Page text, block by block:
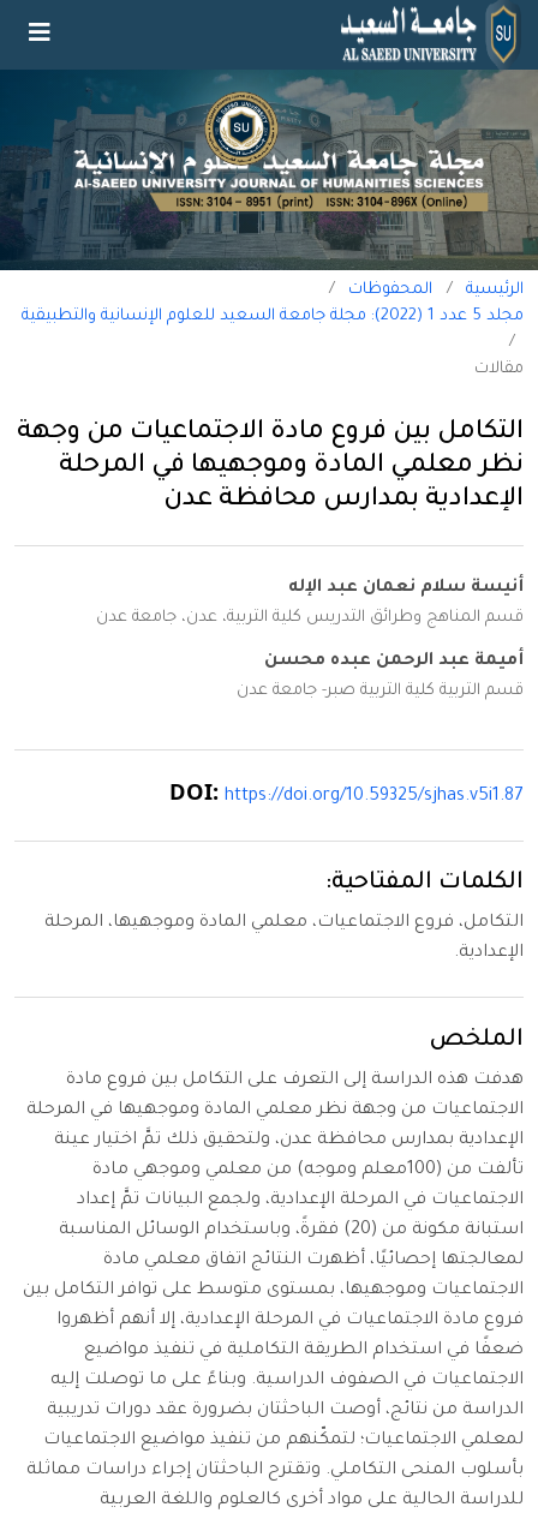
الرئيسية / المحفوظات
/
مجلد 5 عدد 1 (2022): مجلة جامعة السعيد للعلوم الإنسانية والتطبيقية
/
مقالات
التكامل بين فروع مادة الاجتماعيات من وجهة
نظر معلمي المادة وموجهيها في المرحلة
الإعدادية بمدارس محافظة عدن
أنيسة سلام نعمان عبد الإله
قسم المناهج وطرائق التدريس كلية التربية، عدن، جامعة عدن
أميمة عبد الرحمن عبده محسن
قسم التربية كلية التربية صبر- جامعة عدن
DOI: https://doi.org/10.59325/sjhas.v5i1.87
الكلمات المفتاحية:
التكامل، فروع الاجتماعيات، معلمي المادة وموجهيها، المرحلة
الإعدادية.
الملخص
هدفت هذه الدراسة إلى التعرف على التكامل بين فروع مادة
الاجتماعيات من وجهة نظر معلمي المادة وموجهيها في المرحلة
الإعدادية بمدارس محافظة عدن، ولتحقيق ذلك تمَّ اختيار عينة
تألفت من (100معلم وموجه) من معلمي وموجهي مادة
الاجتماعيات في المرحلة الإعدادية، ولجمع البيانات تمَّ إعداد
استبانة مكونة من (20) فقرةً، وباستخدام الوسائل المناسبة
لمعالجتها إحصائيًا، أظهرت النتائج اتفاق معلمي مادة
الاجتماعيات وموجهيها، بمستوى متوسط على توافر التكامل بين
فروع مادة الاجتماعيات في المرحلة الإعدادية، إلا أنهم أظهروا
ضعفًا في استخدام الطريقة التكاملية في تنفيذ مواضيع
الاجتماعيات في الصفوف الدراسية. وبناءً على ما توصلت إليه
الدراسة من نتائج، أوصت الباحثتان بضرورة عقد دورات تدريبية
لمعلمي الاجتماعيات؛ لتمكّنهم من تنفيذ مواضيع الاجتماعيات
بأسلوب المنحى التكاملي. وتقترح الباحثتان إجراء دراسات مماثلة
للدراسة الحالية على مواد أخرى كالعلوم واللغة العربية